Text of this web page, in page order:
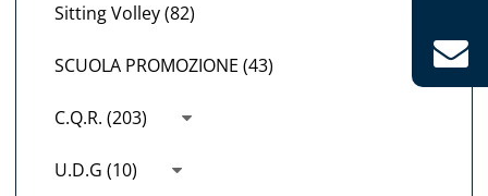
Sitting Volley (82)
SCUOLA PROMOZIONE (43)
C.Q.R. (203)
U.D.G (10)